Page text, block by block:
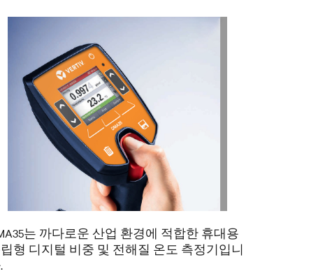
는 까다로운 산업 환경에 적합한 휴대용
형 디지털 비중 및 전해질 온도 측정기입니